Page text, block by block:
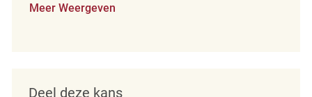
Meer Weergeven
Deel deze kans